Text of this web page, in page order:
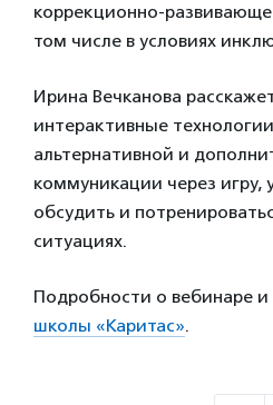
коррекционно-
том числе в условиях
Ирина Вечканова
интерактивные
альтернативной и
коммуникации через игру,
обсудить и
ситуациях.
Подробности о вебинаре и
школы «Каритас».